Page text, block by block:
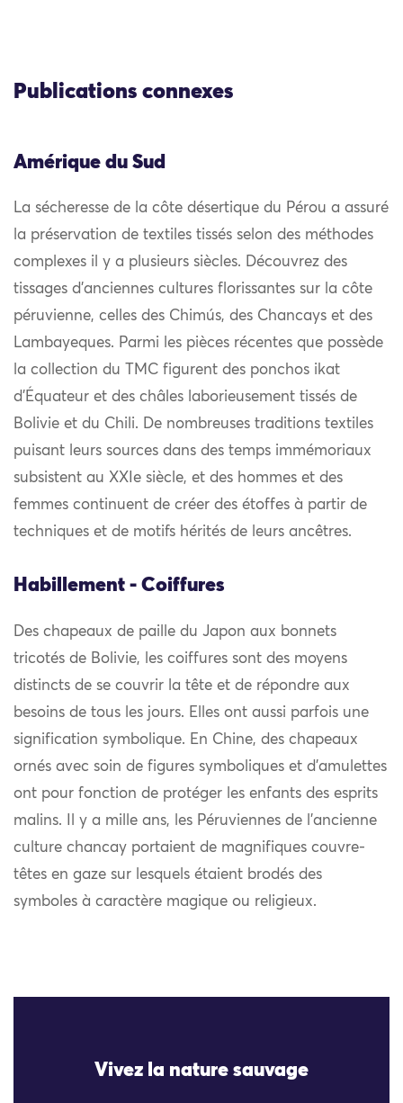
Publications connexes
Amérique du Sud
La sécheresse de la côte désertique du Pérou a assuré
la préservation de textiles tissés selon des méthodes
complexes il y a plusieurs siècles. Découvrez des
tissages d’anciennes cultures florissantes sur la côte
péruvienne, celles des Chimús, des Chancays et des
Lambayeques. Parmi les pièces récentes que possède
la collection du TMC figurent des ponchos ikat
d’Équateur et des châles laborieusement tissés de
Bolivie et du Chili. De nombreuses traditions textiles
puisant leurs sources dans des temps immémoriaux
subsistent au XXIe siècle, et des hommes et des
femmes continuent de créer des étoffes à partir de
techniques et de motifs hérités de leurs ancêtres.
Habillement - Coiffures
Des chapeaux de paille du Japon aux bonnets
tricotés de Bolivie, les coiffures sont des moyens
distincts de se couvrir la tête et de répondre aux
besoins de tous les jours. Elles ont aussi parfois une
signification symbolique. En Chine, des chapeaux
ornés avec soin de figures symboliques et d’amulettes
ont pour fonction de protéger les enfants des esprits
malins. Il y a mille ans, les Péruviennes de l’ancienne
culture chancay portaient de magnifiques couvre-
têtes en gaze sur lesquels étaient brodés des
symboles à caractère magique ou religieux.
Vivez la nature sauvage